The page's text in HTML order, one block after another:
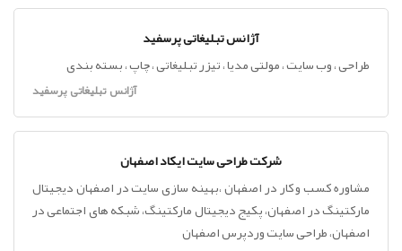
آژانس تبلیغاتی پرسفید
طراحی ، وب سایت ، مولتی مدیا ، تیزر تبلیغاتی ، چاپ ، بسته بندی
آژانس تبلیغاتی پرسفید
شرکت طراحی سایت ایکاد اصفهان
مشاوره کسب و کار در اصفهان ،بهینه سازی سایت در اصفهان دیجیتال
مارکتینگ در اصفهان، پکیج دیجیتال مارکتینگ، شبکه های اجتماعی در
اصفهان، طراحی سایت وردپرس اصفهان